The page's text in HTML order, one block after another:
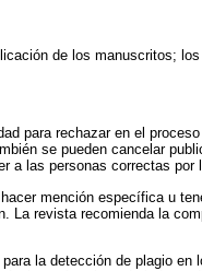
de los manuscritos;
para rechazar en el
se pueden cancelar
a las personas correctas por
mención específica u
La revista recomienda la
la detección de plagio en